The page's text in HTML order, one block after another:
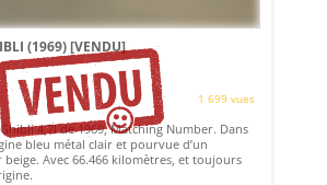
(1969)[VENDU]
1 699 vues
4,7l de 1969, Matching Number. Dans
bleu métal clair et pourvue d’un
Avec 66.466 kilomètres, et toujours